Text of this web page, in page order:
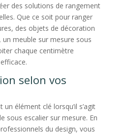
des solutions de rangement
Que ce soit pour ranger
des objets de décoration
meuble sur mesure sous
chaque centimètre
selon vos
élément clé lorsqu’il s’agit
sous escalier sur mesure. En
du design, vous